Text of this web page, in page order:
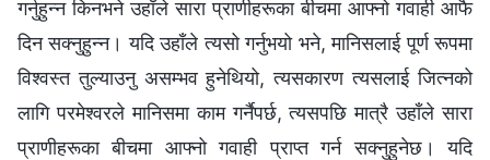
गर्नुहुन्‍न किनभने उहाँले सारा प्राणीहरूका बीचमा आफ्‍नो गवाही आफै
दिन सक्‍नुहुन्‍न। यदि उहाँले त्यसो गर्नुभयो भने, मानिसलाई पूर्ण रूपमा
विश्‍वस्त तुल्याउनु असम्‍भव हुनेथियो, त्यसकारण त्यसलाई जित्‍नको
लागि परमेश्‍वरले मानिसमा काम गर्नैपर्छ, त्यसपछि मात्रै उहाँले सारा
प्राणीहरूका बीचमा आफ्‍नो गवाही प्राप्त गर्न सक्‍नुहुनेछ। यदि